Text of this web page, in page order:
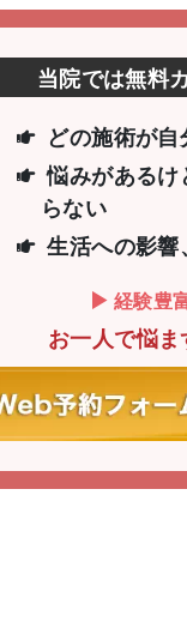
当院では無料
どの施術が
悩みがある
らない
生活への影
経験豊
お一人で悩